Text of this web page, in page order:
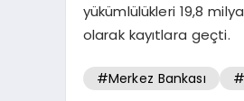
yükümlülükleri 19,8
olarak kayıtlara geçti.
#Merkez Bankası